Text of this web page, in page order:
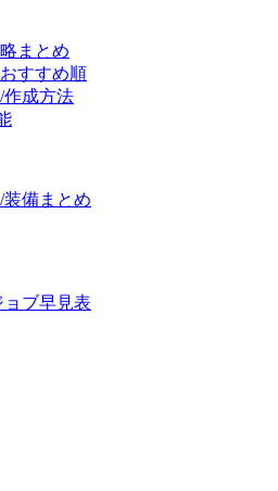
まとめ
すすめ順
作成方法
備まとめ
ブ早見表